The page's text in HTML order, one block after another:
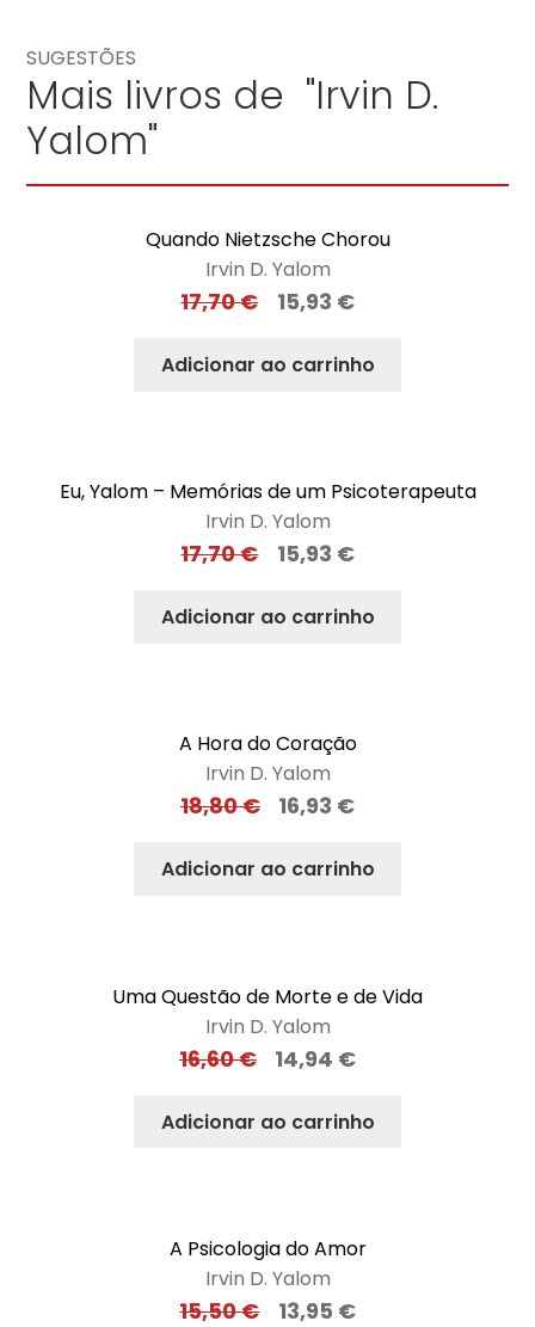
SUGESTÕES
Mais livros de "Irvin D.
Yalom"
Quando Nietzsche Chorou
Irvin D. Yalom
17,70€ 15,93 €
Adicionar ao carrinho
Eu, Yalom – Memórias de um Psicoterapeuta
Irvin D. Yalom
17,70€ 15,93 €
Adicionar ao carrinho
A Hora do Coração
Irvin D. Yalom
18,80€ 16,93 €
Adicionar ao carrinho
Uma Questão de Morte e de Vida
Irvin D. Yalom
16,60€ 14,94 €
Adicionar ao carrinho
A Psicologia do Amor
Irvin D. Yalom
15,50€ 13,95 €